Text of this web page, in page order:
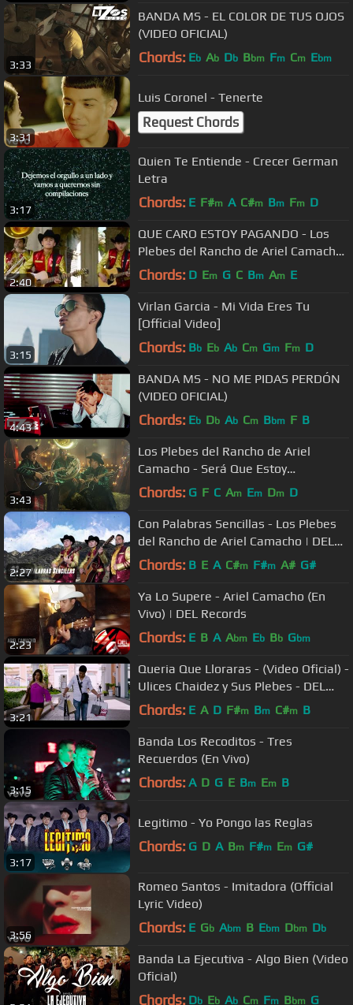
3:33
BANDA MS - EL COLOR DE TUS OJOS
(VIDEO OFICIAL)
Chords: Eb Ab Db Bbm Fm Cm Ebm
3:31
Luis Coronel - Tenerte
Request Chords
3:17
Quien Te Entiende - Crecer German
Letra
Chords: E F#m A C#m Bm Fm D
2:40
QUE CARO ESTOY PAGANDO - Los
Plebes del Rancho de Ariel Camacho
(Video Oficial) | DEL Records
Chords: D Em G C Bm Am E
3:15
Virlan Garcia - Mi Vida Eres Tu
[Official Video]
Chords: Bb Eb Ab Cm Gm Fm D
4:43
BANDA MS - NO ME PIDAS PERDÓN
(VIDEO OFICIAL)
Chords: Eb Db Ab Cm Bbm F B
3:43
Los Plebes del Rancho de Ariel
Camacho - Será Que Estoy
Enamorado [Official Video]
Chords: G F C Am Em Dm D
2:27
Con Palabras Sencillas - Los Plebes
del Rancho de Ariel Camacho | DEL
Records 2016
Chords: B E A C#m F#m A# G#
2:23
Ya Lo Supere - Ariel Camacho (En
Vivo) | DEL Records
Chords: E B A Abm Eb Bb Gbm
3:21
Queria Que Lloraras - (Video Oficial) -
Ulices Chaidez y Sus Plebes - DEL
Records 2017
Chords: E A D F#m Bm C#m B
3:15
Banda Los Recoditos - Tres
Recuerdos (En Vivo)
Chords: A D G E Bm Em B
3:17
Legitimo - Yo Pongo las Reglas
Chords: G D A Bm F#m Em G#
3:56
Romeo Santos - Imitadora (Official
Lyric Video)
Chords: E Gb Abm B Ebm Dbm Db
Banda La Ejecutiva - Algo Bien (Video
Oficial)
Chords: Db Eb Ab Cm Fm Bbm G